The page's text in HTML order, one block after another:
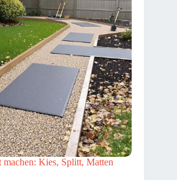
machen: Kies, Splitt, Matten